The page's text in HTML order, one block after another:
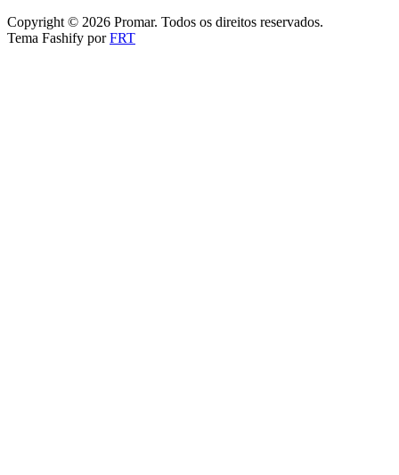
Copyright © 2026 Promar. Todos os direitos reservados.
Tema Fashify porFRT